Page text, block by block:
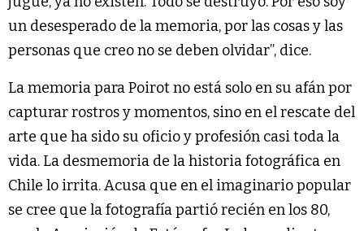
un desesperado de la memoria, por las cosas y las
personas que creo no se deben olvidar”, dice.
La memoria para Poirot no está solo en su afán por
capturar rostros y momentos, sino en el rescate del
arte que ha sido su oficio y profesión casi toda la
vida. La desmemoria de la historia fotográfica en
Chile lo irrita. Acusa que en el imaginario popular
se cree que la fotografía partió recién en los 80,